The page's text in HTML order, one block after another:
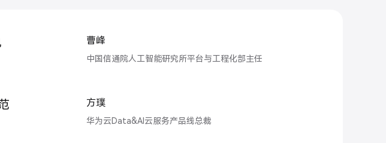
曹峰
中国信通院人工智能研究所平台与工程化部主任
方璞
华为云Data&AI云服务产品线总裁